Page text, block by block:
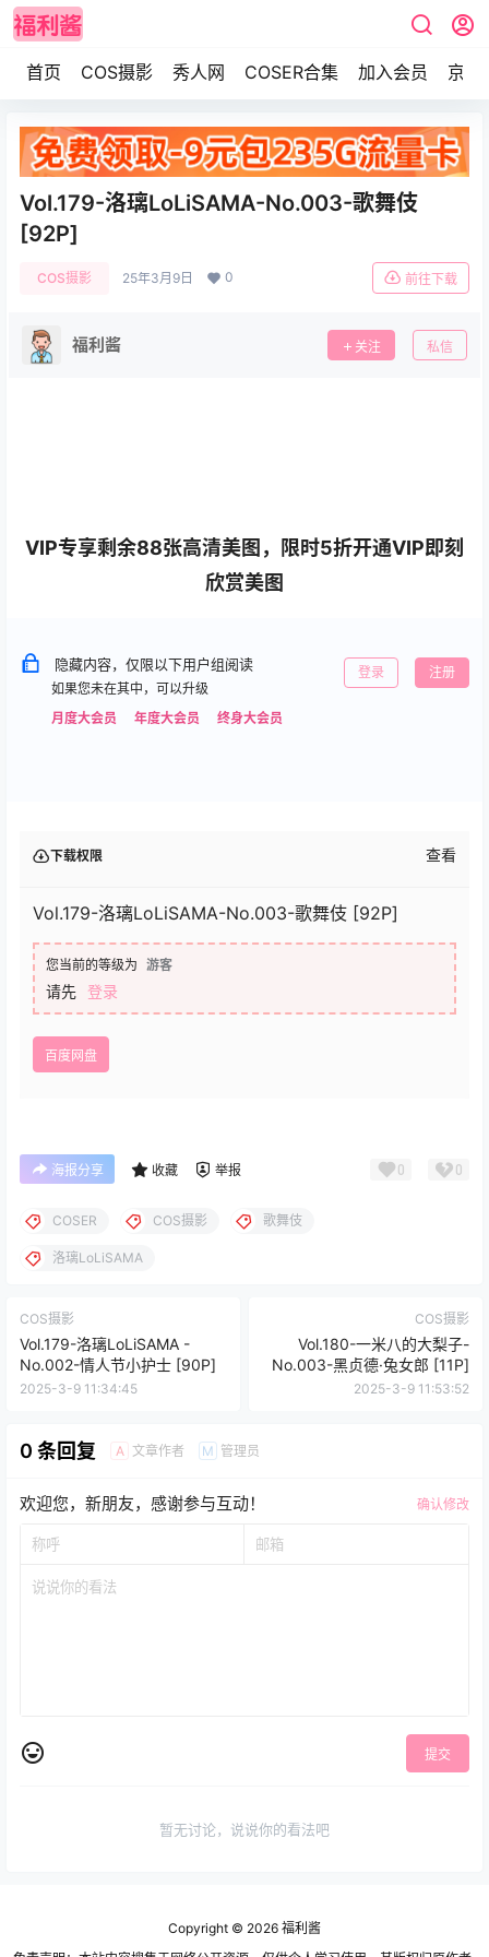
首页 COS摄影 秀人网 COSER合集 加入会员 京东
Vol.179-洛璃LoLiSAMA-No.003-歌舞伎
[92P]
COS摄影 25年3月9日 0 前往下载
福利酱 关注 私信
VIP专享剩余88张高清美图，限时5折开通VIP即刻
欣赏美图
隐藏内容，仅限以下用户组阅读
如果您未在其中，可以升级
月度大会员
年度大会员 终身大会员
登录 注册
下载权限 查看
Vol.179-洛璃LoLiSAMA-No.003-歌舞伎 [92P]
您当前的等级为 游客
请先 登录
百度网盘
海报分享 收藏 举报 0 0
COSER COS摄影 歌舞伎
洛璃LoLiSAMA
COS摄影
Vol.179-洛璃LoLiSAMA -
No.002-情人节小护士 [90P]
2025-3-9 11:34:45
COS摄影
Vol.180-一米八的大梨子-
No.003-黑贞德·兔女郎 [11P]
2025-3-9 11:53:52
0 条回复 A 文章作者 M 管理员
欢迎您，新朋友，感谢参与互动！ 确认修改
提交
暂无讨论，说说你的看法吧
Copyright © 2026 福利酱